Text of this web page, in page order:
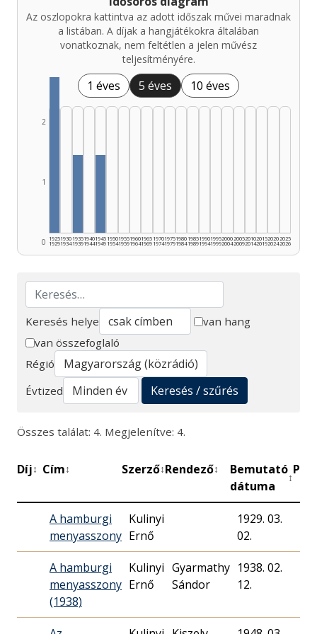
Az oszlopokra kattintva az adott időszak művei maradnak
a listában. A díjak a hangjátékokra általában
vonatkoznak, nem feltétlen a jelen művész
teljesítményére.
1 éves 5 éves 10 éves
0
1
2
1925
1929
1930
1934
1935
1939
1940
1944
1945
1949
1950
1954
1955
1959
1960
1964
1965
1969
1970
1974
1975
1979
1980
1984
1985
1989
1990
1994
1995
1999
2000
2004
2005
2009
2010
2014
2015
2019
2020
2024
2025
2026
Keresés
Keresés helye
van hang
van összefoglaló
Régió
Évtized
Keresés / szűrés
Összes találat: 4. Megjelenítve: 4.
Díj↕ Cím↕ Szerző↕Rendező↕
Bemutató
dátuma
↕
Perc
A hamburgi
menyasszony
Kulinyi
Ernő
1929. 03.
02.
A hamburgi
menyasszony
(1938)
Kulinyi
Ernő
Gyarmathy
Sándor
1938. 02.
12.